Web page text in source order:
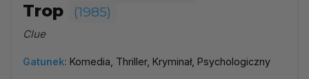
Trop (1985)
Clue
Gatunek: Komedia, Thriller, Kryminał, Psychologiczny